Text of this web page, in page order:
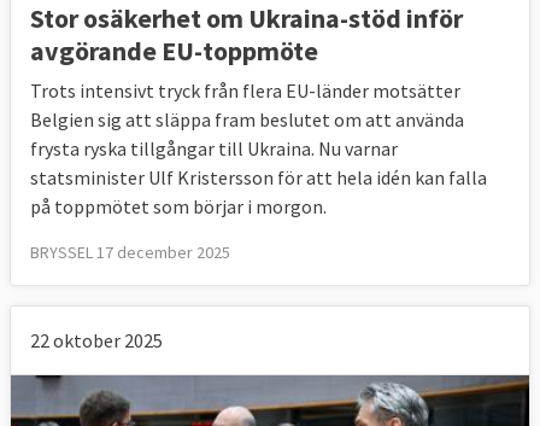
Stor osäkerhet om Ukraina-stöd inför
avgörande EU-toppmöte
Trots intensivt tryck från flera EU-länder motsätter
Belgien sig att släppa fram beslutet om att använda
frysta ryska tillgångar till Ukraina. Nu varnar
statsminister Ulf Kristersson för att hela idén kan falla
på toppmötet som börjar i morgon.
BRYSSEL 17 december 2025
22 oktober 2025